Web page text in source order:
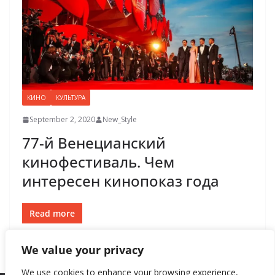
We value your privacy
We use cookies to enhance your browsing experience,
КИНО КУЛЬТУРА
September 2, 2020 New_Style
77-й Венецианский
кинофестиваль. Чем
интересен кинопоказ года
Read more